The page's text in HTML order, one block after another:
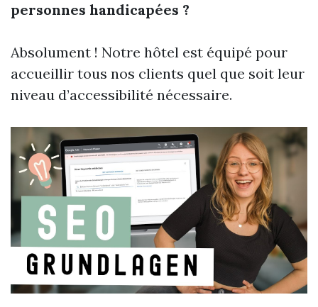
personnes handicapées ?
Absolument ! Notre hôtel est équipé pour
accueillir tous nos clients quel que soit leur
niveau d’accessibilité nécessaire.